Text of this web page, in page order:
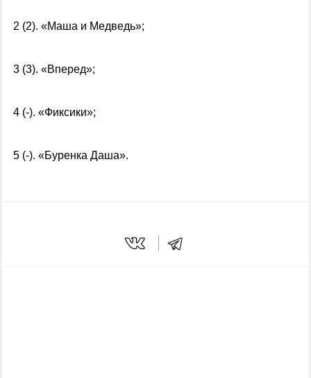
2 (2). «Маша и Медведь»;
3 (3). «Вперед»;
4 (-). «Фиксики»;
5 (-). «Буренка Даша».